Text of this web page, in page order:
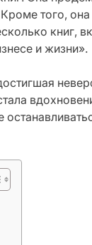
того,
книг,
и жизни».